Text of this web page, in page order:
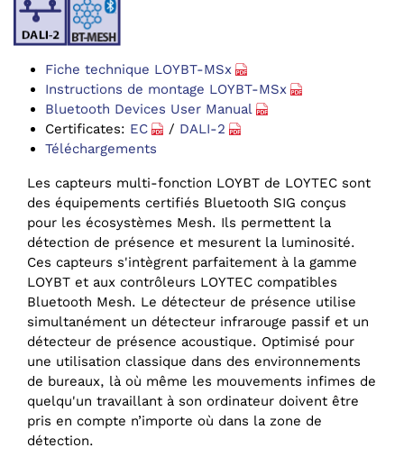
Fiche technique LOYBT-MSx
Instructions de montage LOYBT-MSx
Bluetooth Devices User Manual
Certificates: EC / DALI-2
Téléchargements
Les capteurs multi-fonction LOYBT de LOYTEC sont
des équipements certifiés Bluetooth SIG conçus
pour les écosystèmes Mesh. Ils permettent la
détection de présence et mesurent la luminosité.
Ces capteurs s'intègrent parfaitement à la gamme
LOYBT et aux contrôleurs LOYTEC compatibles
Bluetooth Mesh. Le détecteur de présence utilise
simultanément un détecteur infrarouge passif et un
détecteur de présence acoustique. Optimisé pour
une utilisation classique dans des environnements
de bureaux, là où même les mouvements infimes de
quelqu'un travaillant à son ordinateur doivent être
pris en compte n’importe où dans la zone de
détection.